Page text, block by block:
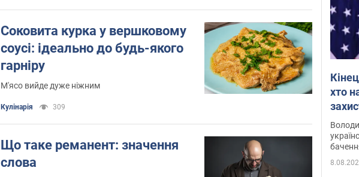
Соковита курка у вершковому
соусі: ідеально до будь-якого
гарніру
М'ясо вийде дуже ніжним
Кулінарія 309
Що таке реманент: значення
слова
хто
у